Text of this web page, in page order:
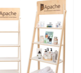
Supermercati con
Vendite